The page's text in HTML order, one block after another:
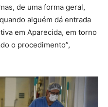
de uma forma geral,
alguém dá entrada
em Aparecida, em torno
o procedimento”,